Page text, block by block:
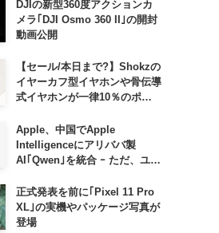
DJIの新型360度アクションカ
メラ｢DJI Osmo 360 II｣の開封
動画公開
【セール/本日まで?】Shokzの
イヤーカフ型イヤホンや骨伝導
式イヤホンが一律10％のポイ
Apple、中国でApple
Intelligenceにアリババ製
AI｢Qwen｣を統合 ｰ ただ、ユー
正式発表を前に｢Pixel 11 Pro
XL｣の実機やパッケージ写真が
登場